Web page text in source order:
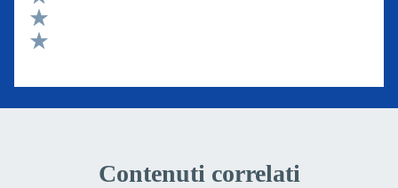
Valuta 3 stelle su 5
Valuta 2 stelle su 5
Contenuti correlati